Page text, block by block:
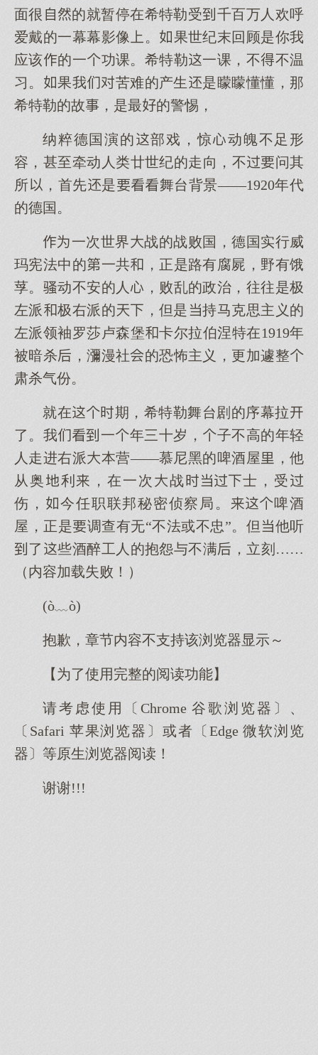
面很的就暂停在希特勒受千百万人欢呼
爱戴的一幕幕影像。果世纪末回顾是你我
应该的一功课。希特勒一课，不不温
习。果我苦难的产生是矇矇懂懂，那
希特勒的故，是最的警惕，
纳粹德国演的部戏，惊动魄不足形
容，甚至牵动人类廿世纪的走向，不问其
所，首先是舞台背景——1920年代
的德国。
一次世界战的战败国，德国实行威
玛宪法中的一共，正是路有腐屍，野有饿
莩。动不安的人，败乱的政治，往往是极
左派极右派的，但是持马克思主义的
左派领袖罗莎卢森堡卡尔拉伯涅特在1919年
被暗杀，瀰漫社的恐怖主义，更加遽整
肃杀气份。
就在期，希特勒舞台剧的序幕拉
了。我一年三十岁，子不高的年轻
人走进右派本营——慕尼黑的啤酒屋，他
从奥利，在一次战士，受
伤，今任职联邦秘密侦察局。啤酒
屋，正是调查有无“不法或不忠”。但他听
了些酒醉工人的抱怨与不满，立刻……
（内容加载失败！）
(ò﹏ò)
抱歉，章节内容不支持该浏览器显示～
【为了使用完整的阅读功能】
请考虑使用〔Chrome 谷歌浏览器〕、
〔Safari 苹果浏览器〕或者〔Edge 微软浏览
器〕等原生浏览器阅读！
谢谢!!!